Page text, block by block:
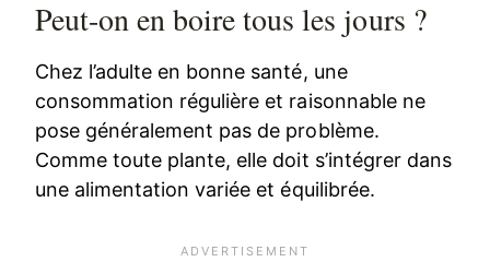
Peut-on en boire tous les jours ?
Chez l’adulte en bonne santé, une
consommation régulière et raisonnable ne
pose généralement pas de problème.
Comme toute plante, elle doit s’intégrer dans
une alimentation variée et équilibrée.